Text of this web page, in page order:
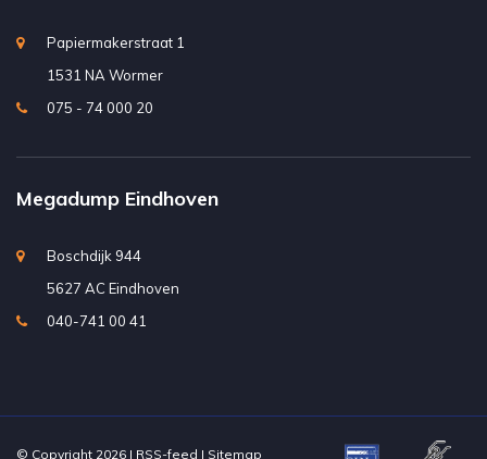
Papiermakerstraat 1
1531 NA Wormer
075 - 74 000 20
Megadump Eindhoven
Boschdijk 944
5627 AC Eindhoven
040-741 00 41
© Copyright 2026 | RSS-feed | Sitemap